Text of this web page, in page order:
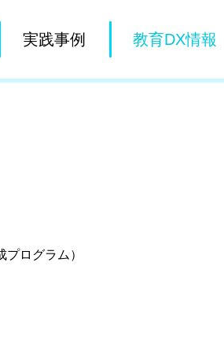
実践事例 教育DX情報
ログラム）